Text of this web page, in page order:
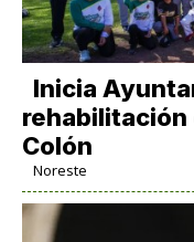
Inicia
rehabilitación
Colón
Noreste